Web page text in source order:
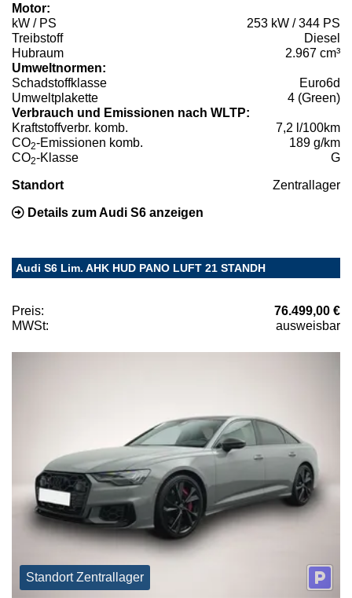
Motor:
kW / PS
253 kW / 344 PS
Treibstoff
Diesel
Hubraum
2.967 cm³
Umweltnormen:
Schadstoffklasse
Euro6d
Umweltplakette
4 (Green)
Verbrauch und Emissionen nach WLTP:
Kraftstoffverbr. komb.
7,2 l/100km
CO2-Emissionen komb.
189 g/km
CO2-Klasse G
Standort Zentrallager
Details zum Audi S6 anzeigen
Audi S6 Lim. AHK HUD PANO LUFT 21 STANDH
Preis:
76.499,00 €
MWSt:
ausweisbar
Standort Zentrallager